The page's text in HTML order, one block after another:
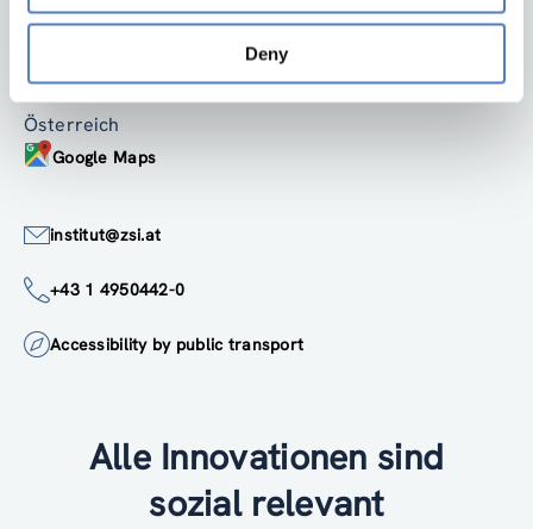
Deny
ZSI
ZSI - Zentrum für Soziale Innovation GmbH
1150 Wien
Österreich
Google Maps
institut@zsi.at
+43 1 4950442-0
Accessibility by public transport
Alle Innovationen sind
sozial relevant